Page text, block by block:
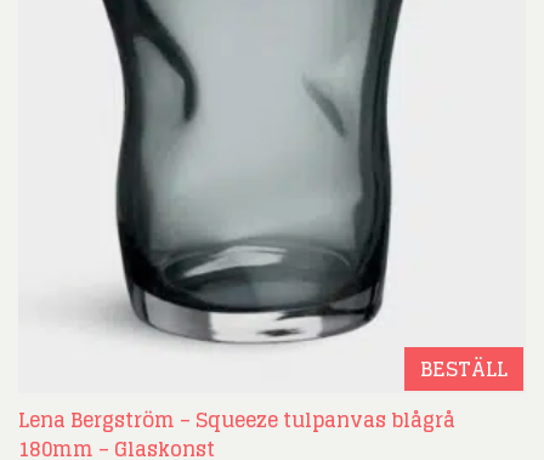
BESTÄLL
Lena Bergström – Squeeze tulpanvas blågrå
180mm – Glaskonst